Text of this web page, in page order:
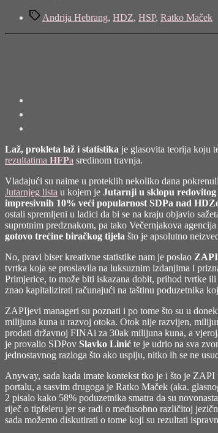
"Laž,
laž
TagsAndrija Hebrang, HDZ, HSP, Ratko Maček
Laž, prokleta laž i statistika je glasovita teorija koju
rezultatima HFPa sredinom travnja.
Vladajući su naime u proteklih nekoliko dana
Jutarnjeg lista u kojem je Jutarnji u sklopu
impresivnih 10% veći popularnost SDPa nad
ostali spremljeni u ladici da bi se na kraju objavio
suprotnim predznakom, pa tako Večernjakova
gotovo trećine biračkog tijela što je apsolutno
No, pravi biser kreativne statistike nam je poslao ZAPI
tvrtka koja se proslavila na luksuznim izdanjima i
Primjerice, to može biti iskazana dobit, prihod tvrtke
znao kapitalizirati računajući na taštinu poduzetnika
ZAPIjevi manageri su poznati i po tome što su u
milijuna kuna u razvoj otoka. Otok nije razvijen,
prodati državnoj FINAi za 30ak milijuna kuna, a
je provalio SDPov Slavko Linić te je udrio na sva
jednostavnog razloga što ako uspiju, nitko ih se ne
Anyway, sada kada imate kontekst tko je i što je ZAPI
portalu, a sasvim drugoga je Ratko Maček (aka.
2 pisalo kako 58% poduzetnika smatra da su
riječ o tipfeleru jer se radi o međusobno različitoj
sada možemo diskutirati o tome koji su rezultati